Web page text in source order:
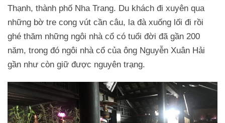
Thạnh, thành phố Nha Trang. Du khách đi xuyên qua
những bờ tre cong vút cần câu, la đà xuống lối đi rồi
ghé thăm những ngôi nhà cổ có tuổi đời đã gần 200
năm, trong đó ngôi nhà cổ của ông Nguyễn Xuân Hải
gần như còn giữ được nguyên trạng.